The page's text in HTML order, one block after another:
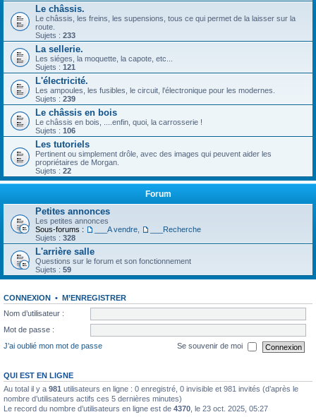
Le châssis.
Le châssis, les freins, les supensions, tous ce qui permet de la laisser sur la
route.
Sujets : 233
La sellerie.
Les siéges, la moquette, la capote, etc...
Sujets : 121
L'électricité.
Les ampoules, les fusibles, le circuit, l'électronique pour les modernes.
Sujets : 239
Le châssis en bois
Le châssis en bois, ....enfin, quoi, la carrosserie !
Sujets : 106
Les tutoriels
Pertinent ou simplement drôle, avec des images qui peuvent aider les
propriétaires de Morgan.
Sujets : 22
Forum
Petites annonces
Les petites annonces
Sous-forums :
___A vendre
___Recherche
Sujets : 328
L'arrière salle
Questions sur le forum et son fonctionnement
Sujets : 59
CONNEXION • M’ENREGISTRER
Nom d’utilisateur :
Mot de passe :
J’ai oublié mon mot de passe
Se souvenir de moi
QUI EST EN LIGNE
Au total il y a 981 utilisateurs en ligne : 0 enregistré, 0 invisible et 981 invités (d’après le
nombre d’utilisateurs actifs ces 5 dernières minutes)
Le record du nombre d’utilisateurs en ligne est de 4370 , le 23 oct. 2025, 05:27